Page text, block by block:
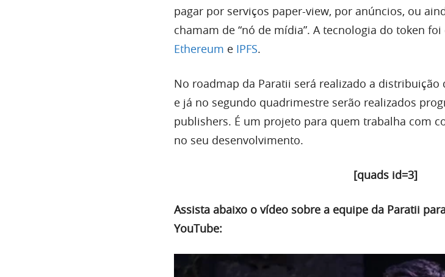
pagar por serviços paper-view, por anúncios, ou
chamam de “nó de mídia”. A tecnologia do token
Ethereum e IPFS.
No roadmap da Paratii será realizado a distribuição
e já no segundo quadrimestre serão realizados
publishers. É um projeto para quem trabalha com
no seu desenvolvimento.
[quads id=3]
Assista abaixo o vídeo sobre a equipe da Paratii
YouTube: